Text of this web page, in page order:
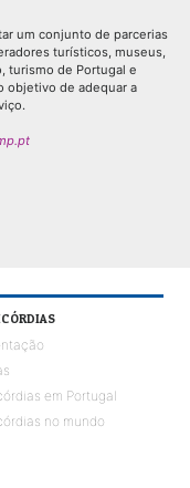
um conjunto de parcerias
turísticos, museus,
turismo de Portugal e
objetivo de adequar a
em Portugal
no mundo